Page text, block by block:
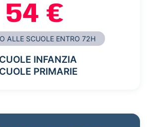
54 €
ALLE SCUOLE ENTRO 72H
INFANZIA
PRIMARIE